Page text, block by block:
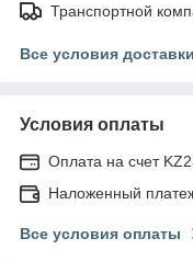
Транспортной
Все условия доставки
Условия оплаты
Оплата на счет
Наложенный
Все условия оплаты